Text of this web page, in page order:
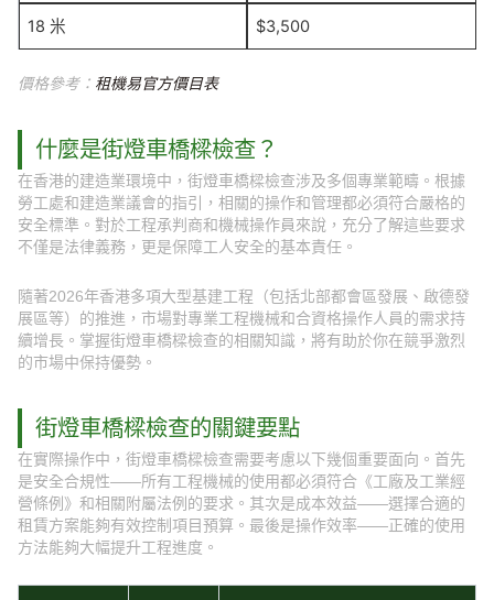
18 米 $3,500
價格參考： 租機易官方價目表
什麼是街燈車橋樑檢查？
在香港的建造業環境中，街燈車橋樑檢查涉及多個專業範疇。根據
勞工處和建造業議會的指引，相關的操作和管理都必須符合嚴格的
安全標準。對於工程承判商和機械操作員來說，充分了解這些要求
不僅是法律義務，更是保障工人安全的基本責任。
隨著2026年香港多項大型基建工程（包括北部都會區發展、啟德發
展區等）的推進，市場對專業工程機械和合資格操作人員的需求持
續增長。掌握街燈車橋樑檢查的相關知識，將有助於你在競爭激烈
的市場中保持優勢。
街燈車橋樑檢查的關鍵要點
在實際操作中，街燈車橋樑檢查需要考慮以下幾個重要面向。首先
是安全合規性——所有工程機械的使用都必須符合《工廠及工業經
營條例》和相關附屬法例的要求。其次是成本效益——選擇合適的
租賃方案能夠有效控制項目預算。最後是操作效率——正確的使用
方法能夠大幅提升工程進度。